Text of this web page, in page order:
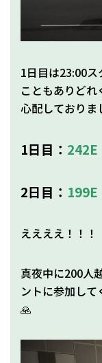
1日目は23:00
こともありど
心配しており
1日目： 242E
2日目： 199E
ええええ！！！
真夜中に200人
ントに参加し
🙏